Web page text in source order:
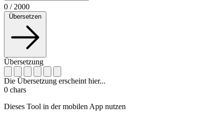
0 / 2000
Übersetzen
Übersetzung
Die Übersetzung erscheint hier...
0 chars
Dieses Tool in der mobilen App nutzen